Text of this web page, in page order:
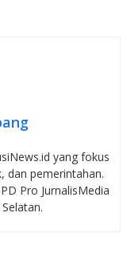
yang fokus
dan pemerintahan.
Pro JurnalisMedia